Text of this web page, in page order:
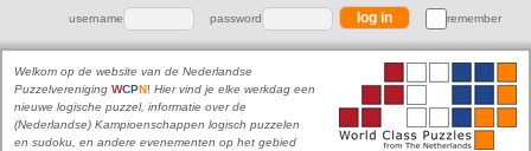
username password remember
Welkom op de website van de Nederlandse
Puzzelvereniging WCPN! Hier vind je elke werkdag een
nieuwe logische puzzel, informatie over de
(Nederlandse) Kampioenschappen logisch puzzelen
en sudoku, en andere evenementen op het gebied